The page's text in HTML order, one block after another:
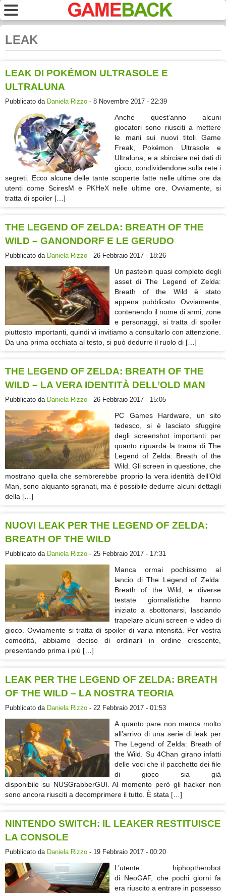
LEAK
LEAK DI POKÉMON ULTRASOLE E
ULTRALUNA
Pubblicato da Daniela Rizzo - 8 Novembre 2017 - 22:39
Anche quest’anno alcuni
giocatori sono riusciti a mettere
le mani sui nuovi titoli Game
Freak, Pokémon Ultrasole e
Ultraluna, e a sbirciare nei dati di
gioco, condividendone sulla rete i
segreti. Ecco alcune delle tante scoperte fatte nelle ultime ore da
utenti come SciresM e PKHeX nelle ultime ore. Ovviamente, si
tratta di spoiler […]
THE LEGEND OF ZELDA: BREATH OF THE
WILD – GANONDORF E LE GERUDO
Pubblicato da Daniela Rizzo - 26 Febbraio 2017 - 18:26
Un pastebin quasi completo degli
asset di The Legend of Zelda:
Breath of the Wild è stato
appena pubblicato. Ovviamente,
contenendo il nome di armi, zone
e personaggi, si tratta di spoiler
piuttosto importanti, quindi vi invitiamo a consultarlo con attenzione.
Da una prima occhiata al testo, si può dedurre il ruolo di […]
THE LEGEND OF ZELDA: BREATH OF THE
WILD – LA VERA IDENTITÀ DELL’OLD MAN
Pubblicato da Daniela Rizzo - 26 Febbraio 2017 - 15:05
PC Games Hardware, un sito
tedesco, si è lasciato sfuggire
degli screenshot importanti per
quanto riguarda la trama di The
Legend of Zelda: Breath of the
Wild. Gli screen in questione, che
mostrano quella che sembrerebbe proprio la vera identità dell’Old
Man, sono alquanto sgranati, ma è possibile dedurre alcuni dettagli
della […]
NUOVI LEAK PER THE LEGEND OF ZELDA:
BREATH OF THE WILD
Pubblicato da Daniela Rizzo - 25 Febbraio 2017 - 17:31
Manca ormai pochissimo al
lancio di The Legend of Zelda:
Breath of the Wild, e diverse
testate giornalistiche hanno
iniziato a sbottonarsi, lasciando
trapelare alcuni screen e video di
gioco. Ovviamente si tratta di spoiler di varia intensità. Per vostra
comodità, abbiamo deciso di ordinarli in ordine crescente,
presentando prima i più […]
LEAK PER THE LEGEND OF ZELDA: BREATH
OF THE WILD – LA NOSTRA TEORIA
Pubblicato da Daniela Rizzo - 22 Febbraio 2017 - 01:53
A quanto pare non manca molto
all’arrivo di una serie di leak per
The Legend of Zelda: Breath of
the Wild. Su 4Chan girano infatti
delle voci che il pacchetto dei file
di gioco sia già
disponibile su NUSGrabberGUI. Al momento però gli hacker non
sono ancora riusciti a decomprimere il tutto. È stata […]
NINTENDO SWITCH: IL LEAKER RESTITUISCE
LA CONSOLE
Pubblicato da Daniela Rizzo - 19 Febbraio 2017 - 00:20
L’utente hiphoptherobot
di NeoGAF, che pochi giorni fa
era riuscito a entrare in possesso